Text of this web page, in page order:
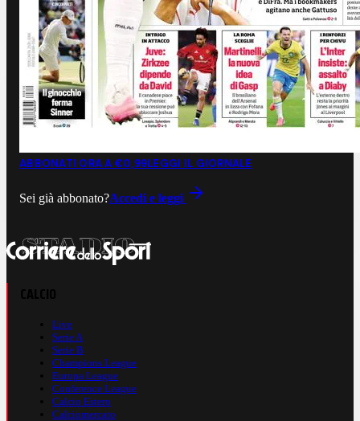
ABBONATI ORA A €0,99LEGGI IL GIORNALE
Sei già abbonato?Accedi e leggi
Live
Serie A
Serie B
Champions League
Europa League
Conference League
Calcio Estero
Calciomercato